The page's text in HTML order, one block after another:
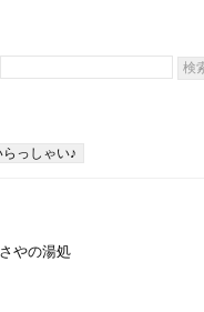
っしゃい♪
さやの湯処